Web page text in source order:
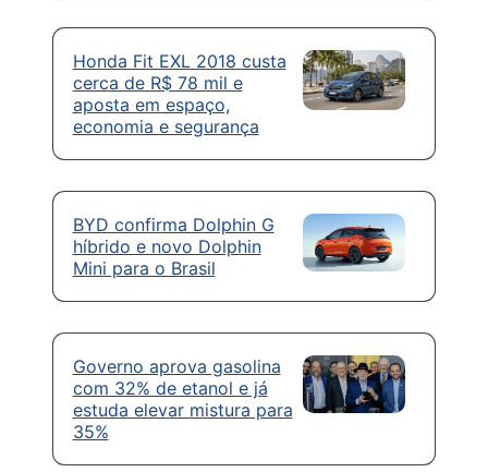
Honda Fit EXL 2018 custa
cerca de R$ 78 mil e
aposta em espaço,
economia e segurança
BYD confirma Dolphin G
híbrido e novo Dolphin
Mini para o Brasil
Governo aprova gasolina
com 32% de etanol e já
estuda elevar mistura para
35%